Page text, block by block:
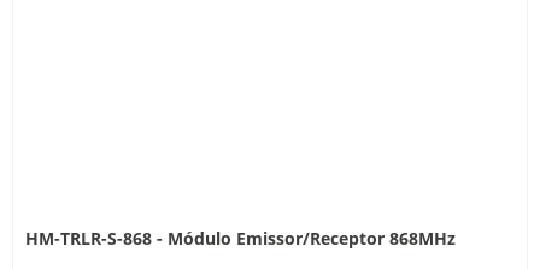
HM-TRLR-S-868 - Módulo Emissor/Receptor 868MHz